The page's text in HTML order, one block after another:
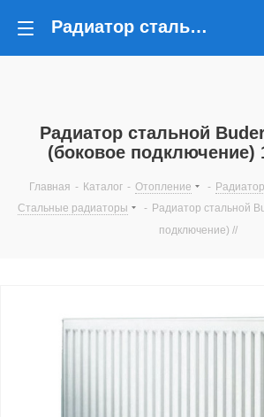
Радиатор стальной Buderus K-Profil (боковое подключение) 11/500/400
Радиатор стальной
(боковое подключение)
Главная - Каталог - Отопление -
Стальные радиаторы
- Радиатор стальной
подключение) //